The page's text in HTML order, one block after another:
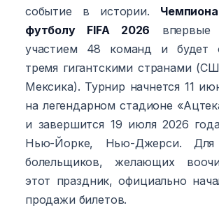
событие в истории.
футболу FIFA 2026 впервые
участием 48 команд и будет
тремя гигантскими странами
Мексика). Турнир начнется 11
на легендарном стадионе
и завершится 19 июля 2026
Нью-Йорке, Нью-Джерси. Для
болельщиков, желающих
этот праздник, официально
продажи билетов.